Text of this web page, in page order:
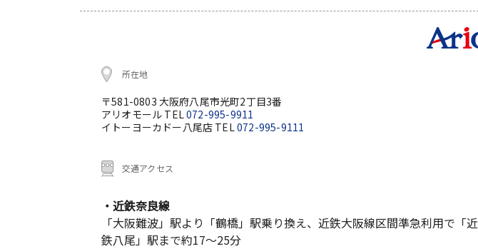
所在地
〒581-0803 大阪府八尾市光町2丁目3番
アリオモール TEL072-995-9911
イトーヨーカドー八尾店 TEL072-995-9111
交通アクセス
・近鉄奈良線
「大阪難波」駅より「鶴橋」駅乗り換え、近鉄大阪線区間準急利用で「近
鉄八尾」駅まで約17～25分